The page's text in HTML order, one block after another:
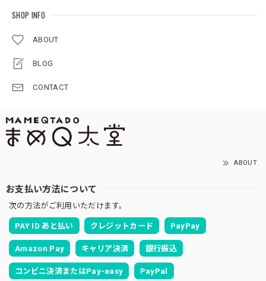
SHOP INFO
ABOUT
BLOG
CONTACT
ABOUT
お支払い方法について
次の方法がご利用いただけます。
PAY ID あと払い クレジットカード PayPay
Amazon Pay キャリア決済 銀行振込
コンビニ決済またはPay-easy PayPal